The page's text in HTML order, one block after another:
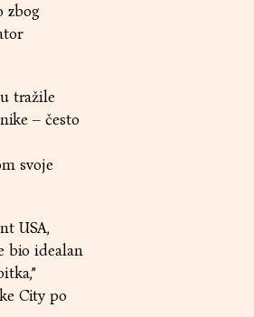
zbog
tražile
– često
svoje
USA,
bio idealan
City po